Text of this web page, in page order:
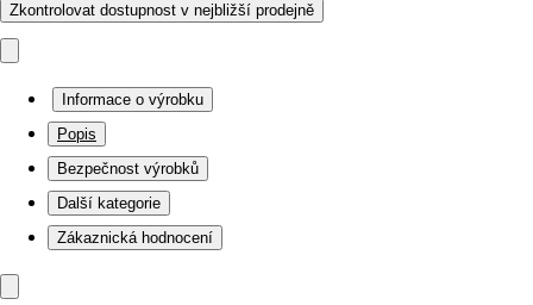
Zkontrolovat dostupnost v nejbližší prodejně
Informace o výrobku
Popis
Bezpečnost výrobků
Další kategorie
Zákaznická hodnocení